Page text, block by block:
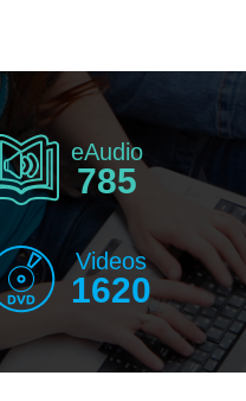
eAudio
785
Videos
1620